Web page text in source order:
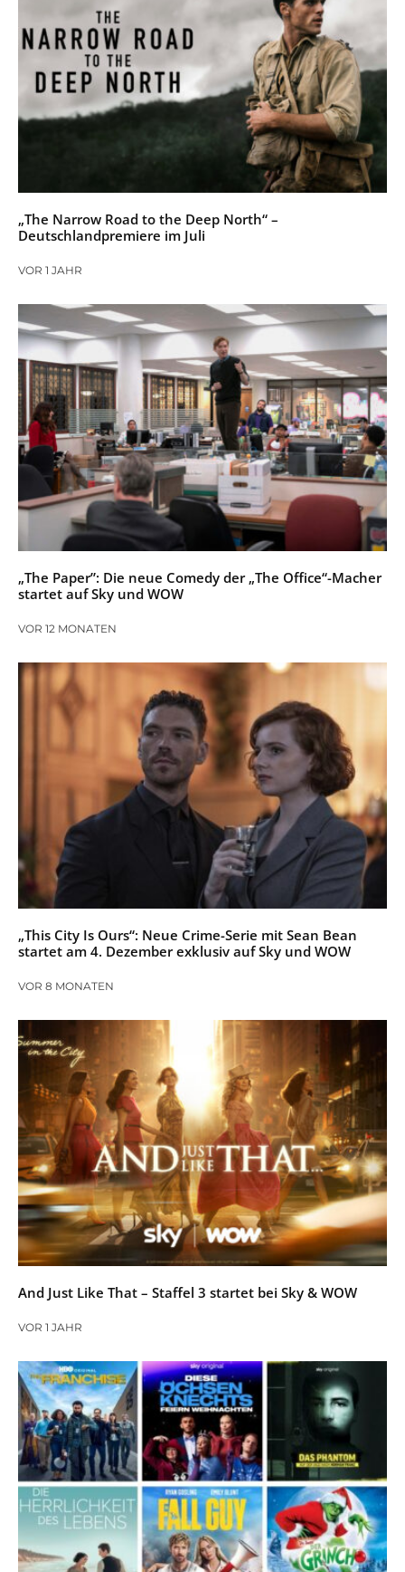
„The Narrow Road to the Deep North“ –
Deutschlandpremiere im Juli
VOR 1 JAHR
„The Paper”: Die neue Comedy der „The Office“-Macher
startet auf Sky und WOW
VOR 12 MONATEN
„This City Is Ours“: Neue Crime-Serie mit Sean Bean
startet am 4. Dezember exklusiv auf Sky und WOW
VOR 8 MONATEN
And Just Like That – Staffel 3 startet bei Sky & WOW
VOR 1 JAHR